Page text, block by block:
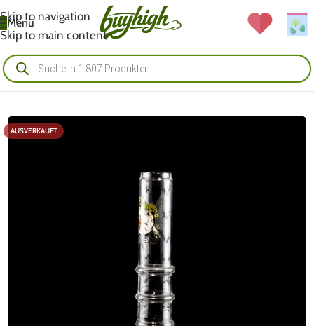
Skip to navigation
Skip to main content
Menü
AUSVERKAUFT